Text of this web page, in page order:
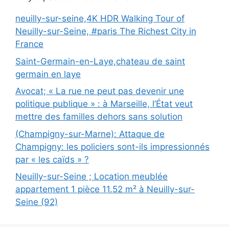
neuilly-sur-seine,4K HDR Walking Tour of
Neuilly-sur-Seine, #paris The Richest City in
France
Saint-Germain-en-Laye,chateau de saint
germain en laye
Avocat; « La rue ne peut pas devenir une
politique publique » : à Marseille, l’État veut
mettre des familles dehors sans solution
(Champigny-sur-Marne): Attaque de
Champigny: les policiers sont-ils impressionnés
par « les caïds » ?
Neuilly-sur-Seine ; Location meublée
appartement 1 pièce 11.52 m² à Neuilly-sur-
Seine (92)